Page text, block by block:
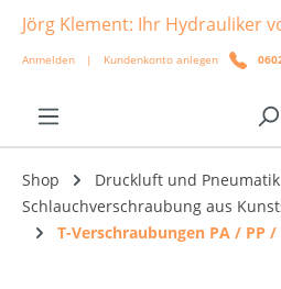
springen
Jörg Klement: Ihr Hydrauliker
Anmelden | Kundenkonto anlegen
Shop
Druckluft und Pneumatik
Schlauchverschraubung aus
T-Verschraubungen PA / PP /